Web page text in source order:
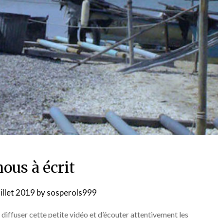
à écrit
2019 bysosperols999
cette petite vidéo et d’écouter attentivement les